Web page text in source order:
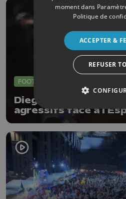
FOOTBALL
Diego Moreira : " Il
agressifs face à
moment dans
Politique de
ACCEPTER &
REFUSER